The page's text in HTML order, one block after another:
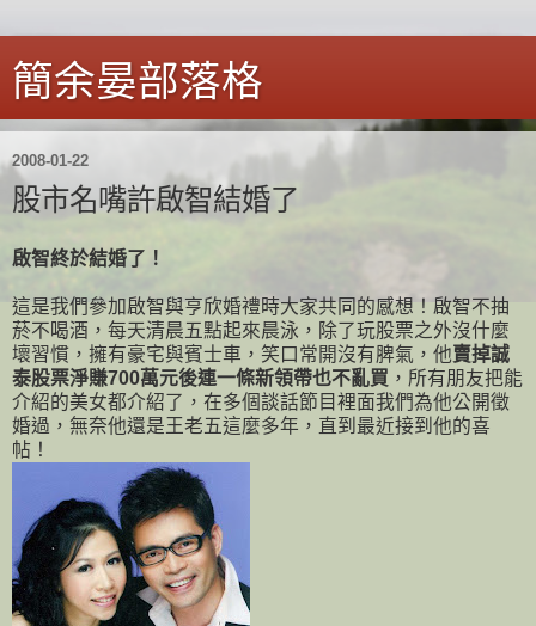
簡余晏部落格
2008-01-22
股市名嘴許啟智結婚了
啟智終於結婚了！
這是我們參加啟智與亨欣婚禮時大家共同的感想！啟智不抽
菸不喝酒，每天清晨五點起來晨泳，除了玩股票之外沒什麼
壞習慣，擁有豪宅與賓士車，笑口常開沒有脾氣，他賣掉誠
泰股票淨賺700萬元後連一條新領帶也不亂買 ，所有朋友把能
介紹的美女都介紹了，在多個談話節目裡面我們為他公開徵
婚過，無奈他還是王老五這麼多年，直到最近接到他的喜
帖！